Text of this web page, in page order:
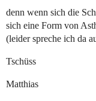
denn wenn sich die
sich eine Form von
(leider spreche ich da
Tschüss
Matthias